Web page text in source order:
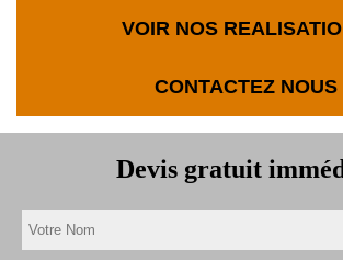
VOIR NOS
CONTACTEZ NOUS
Devis gratuit